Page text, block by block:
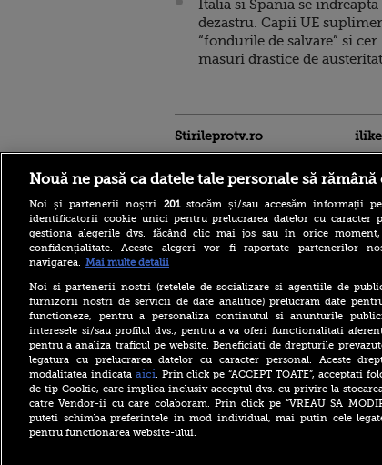
Italia si Spania se indreapta
dezastru. Capii UE
“fondurile de salvare” si cer
masuri drastice de
Stirileprotv.ro
merge la piscină în Franța.
Ce costume de baie sunt
interzise
O femeie era să piardă
vacanța din cauza unei
greșeli aparent banale. Ce s-
a întâmplat la aeroport
Billie Eilish, de
nerecunoscut pe platourile
de filmare. Transformarea
spectaculoasă pentru
Nouă ne pasă ca datele tale personale să
Noi și partenerii noștri 201stocăm și/sau accesăm informații
identificatorii cookie unici pentru prelucrarea datelor cu caracter
gestiona alegerile dvs. făcând clic mai jos sau în orice
confidențialitate. Aceste alegeri vor fi raportate partenerilor
navigarea. Mai multe detalii
Noi si partenerii nostri (retelele de socializare si agentiile de
furnizorii nostri de servicii de date analitice) prelucram date
functioneze, pentru a personaliza continutul si anunturile
interesele si/sau profilul dvs., pentru a va oferi functionalitati
pentru a analiza traficul pe website. Beneficiati de drepturile
legatura cu prelucrarea datelor cu caracter personal. Aceste
modalitatea indicata aici. Prin click pe “ACCEPT TOATE”, acceptati
de tip Cookie, care implica inclusiv acceptul dvs. cu privire la
catre Vendor-ii cu care colaboram. Prin click pe “VREAU SA
puteti schimba preferintele in mod individual, mai putin cele
pentru functionarea website-ului.